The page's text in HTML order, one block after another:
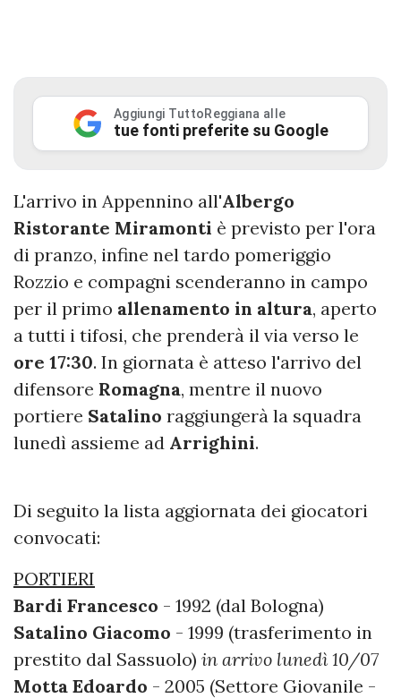
Aggiungi TuttoReggiana alle
tue fonti preferite su Google
L'arrivo in Appennino all'Albergo
Ristorante Miramonti è previsto per l'ora
di pranzo, infine nel tardo pomeriggio
Rozzio e compagni scenderanno in campo
per il primo allenamento in altura, aperto
a tutti i tifosi, che prenderà il via verso le
ore 17:30. In giornata è atteso l'arrivo del
difensore Romagna, mentre il nuovo
portiere Satalino raggiungerà la squadra
lunedì assieme ad Arrighini.
Di seguito la lista aggiornata dei giocatori
convocati:
PORTIERI
Bardi Francesco - 1992 (dal Bologna)
Satalino Giacomo - 1999 (trasferimento in
prestito dal Sassuolo) in arrivo lunedì 10/07
Motta Edoardo - 2005 (Settore Giovanile -